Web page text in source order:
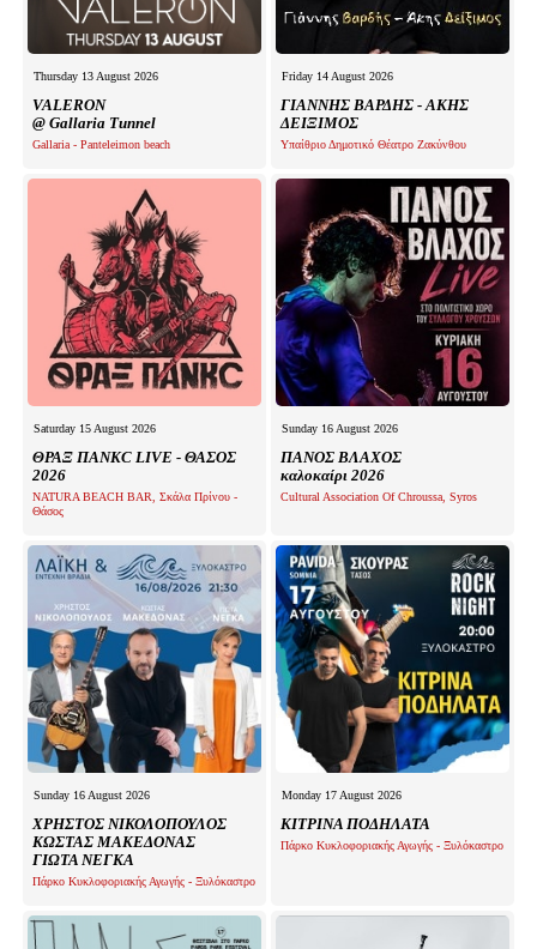
Thursday 13 August 2026
VALERON
@ Gallaria Tunnel
Gallaria - Panteleimon beach
Friday 14 August 2026
ΓΙΑΝΝΗΣ ΒΑΡΔΗΣ - ΑΚΗΣ
ΔΕΙΞΙΜΟΣ
Υπαίθριο Δημοτικό Θέατρο Ζακύνθου
Saturday 15 August 2026
ΘΡΑΞ ΠΑΝΚC LIVE - ΘΑΣΟΣ
2026
NATURA BEACH BAR, Σκάλα Πρίνου -
Θάσος
Sunday 16 August 2026
ΠΑΝΟΣ ΒΛΑΧΟΣ
καλοκαίρι 2026
Cultural Association Of Chroussa, Syros
Sunday 16 August 2026
ΧΡΗΣΤΟΣ ΝΙΚΟΛΟΠΟΥΛΟΣ
ΚΩΣΤΑΣ ΜΑΚΕΔΟΝΑΣ
ΓΙΩΤΑ ΝΕΓΚΑ
Πάρκο Κυκλοφοριακής Αγωγής - Ξυλόκαστρο
Monday 17 August 2026
ΚΙΤΡΙΝΑ ΠΟΔΗΛΑΤΑ
Πάρκο Κυκλοφοριακής Αγωγής - Ξυλόκαστρο